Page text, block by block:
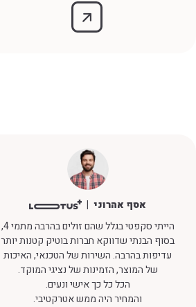
אסף אהרוני
הייתי סקפטי בגלל שהם זולים בהרבה מתמי 4,
בסוף הבנתי שדווקא חברות בוטיק קטנות יותר
עדיפות בהרבה. השירות של הטכנאי, האיכות
של המוצר, הזמינות של נציגי המוקד.
הכל כל כך אישי ונעים.
והמחיר היה ממש אטרקטיבי.